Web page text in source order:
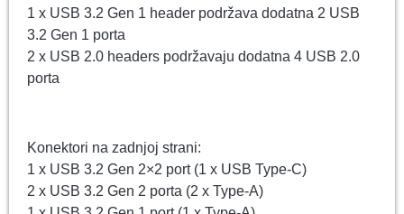
1 x USB 3.2 Gen 1 header podržava dodatna 2 USB
3.2 Gen 1 porta
2 x USB 2.0 headers podržavaju dodatna 4 USB 2.0
porta
Konektori na zadnjoj strani:
1 x USB 3.2 Gen 2×2 port (1 x USB Type-C)
2 x USB 3.2 Gen 2 porta (2 x Type-A)